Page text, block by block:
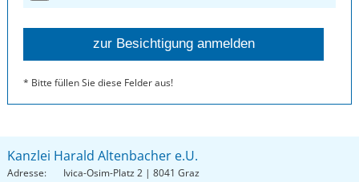
* Bitte füllen Sie diese Felder aus!
Kanzlei Harald Altenbacher e.U.
Adresse:
Ivica-Osim-Platz 2 | 8041 Graz